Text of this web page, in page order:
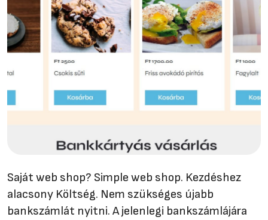
Saját web shop? Simple web shop. Kezdéshez
alacsony Költség. Nem szükséges újabb
bankszámlát nyitni. A jelenlegi bankszámlájára